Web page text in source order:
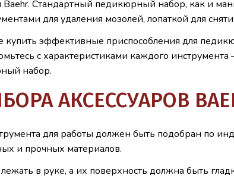
Baehr. Стандартный педикюрный набор, как и
для удаления мозолей, лопаткой для
эффективные приспособления для
с характеристиками каждого
набор.
АКСЕССУАРОВ
для работы должен быть подобран по
и прочных материалов.
в руке, а их поверхность должна быть